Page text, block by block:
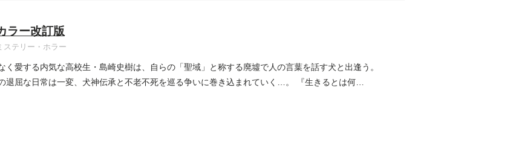
ラー改訂版
ステリー・ホラー
く愛する内気な高校生・島崎史樹は、自らの「聖域」と称する廃墟で人の言葉を話す犬と出逢う。
退屈な日常は一変、犬神伝承と不老不死を巡る争いに巻き込まれていく…。 『生きるとは何